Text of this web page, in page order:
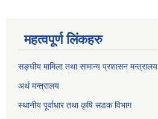
महत्वपूर्ण लिंकहरु
सङ्घीय मामिला तथा सामान्य प्रशासन मन्त्रालय
अर्थ मन्त्रालय
स्थानीय पूर्वाधार तथा कृषि सडक विभाग